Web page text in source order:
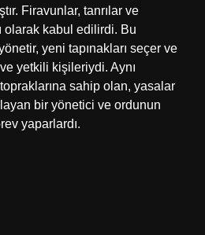
Firavunlar, tanrılar ve
olarak kabul edilirdi. Bu
yeni tapınakları seçer ve
yetkili kişileriydi. Aynı
topraklarına sahip olan, yasalar
bir yönetici ve ordunun
yaparlardı.